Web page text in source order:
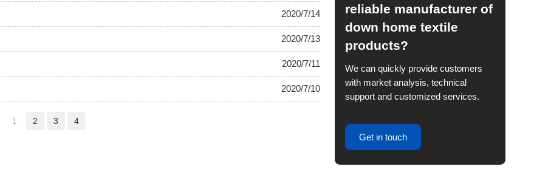
2020/7/14
2020/7/13
2020/7/11
2020/7/10
1 2 3 4
reliable manufacturer of
down home textile
products?
We can quickly provide customers
with market analysis, technical
support and customized services.
Get in touch